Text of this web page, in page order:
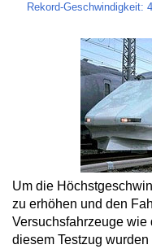
Rekord-Geschwindigkeit:
Um die
zu erhöhen und den
Versuchsfahrzeuge wie
diesem Testzug